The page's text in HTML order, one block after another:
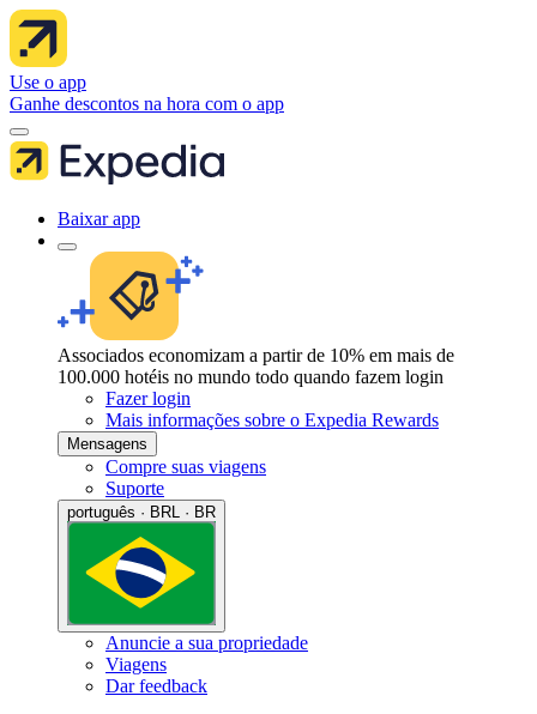
Use o app
Ganhe descontos na hora com o app
Baixar app
Associados economizam a partir de 10% em mais de
100.000 hotéis no mundo todo quando fazem login
Fazer login
Mais informações sobre o Expedia Rewards
Mensagens
Compre suas viagens
Suporte
português · BRL · BR
Anuncie a sua propriedade
Viagens
Dar feedback